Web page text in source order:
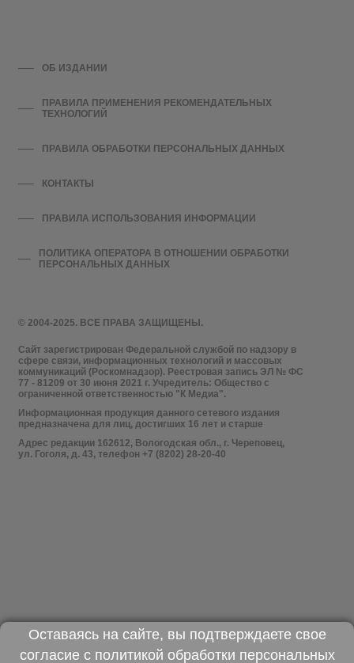
© 2004-2025. ВСЕ ПРАВА ЗАЩИЩЕНЫ.
Сайт зарегистрирован Федеральной службой по надзору в
сфере связи, информационных технологий и массовых
коммуникаций (Роскомнадзор). Реестровая запись ЭЛ № ФС
77 - 81209 от 30 июня 2021 г. Учредитель: Общество с
ограниченной ответственностью "К Медиа".
Информационная продукция данного сетевого издания
предназначена для лиц, достигших 16 лет и старше
Адрес редакции 162612, Вологодская обл., г. Череповец,
ул. Гоголя, д. 43, телефон +7 (8202) 28-20-40
ОБ ИЗДАНИИ
ПРАВИЛА ПРИМЕНЕНИЯ РЕКОМЕНДАТЕЛЬНЫХ
ТЕХНОЛОГИЙ
ПРАВИЛА ОБРАБОТКИ ПЕРСОНАЛЬНЫХ ДАННЫХ
КОНТАКТЫ
ПРАВИЛА ИСПОЛЬЗОВАНИЯ ИНФОРМАЦИИ
ПОЛИТИКА ОПЕРАТОРА В ОТНОШЕНИИ ОБРАБОТКИ
ПЕРСОНАЛЬНЫХ ДАННЫХ
Оставаясь на сайте, вы подтверждаете свое
согласие с политикой обработки персональных